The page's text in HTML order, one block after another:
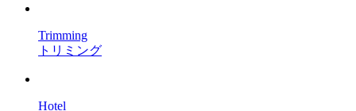
Trimming
トリミング
Hotel